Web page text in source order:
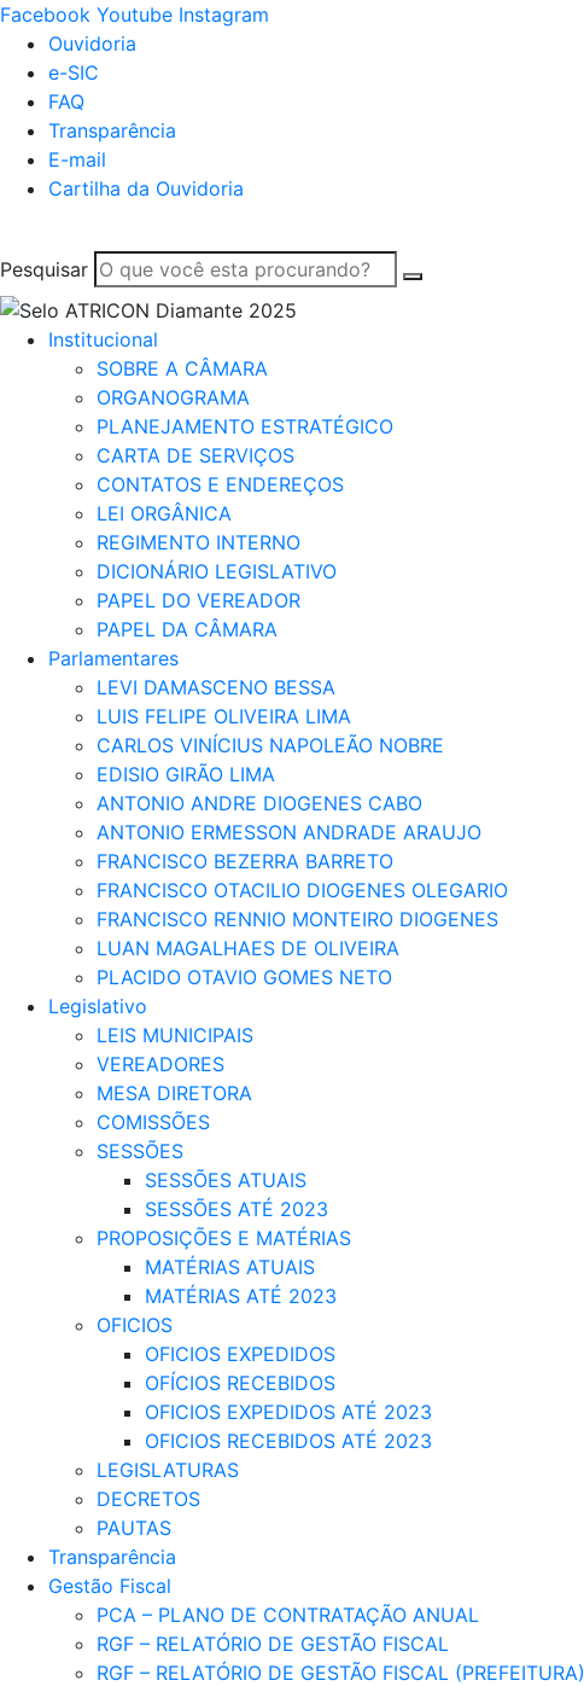
Facebook Youtube Instagram
Ouvidoria
e-SIC
FAQ
Transparência
E-mail
Cartilha da Ouvidoria
Pesquisar
Institucional
SOBRE A CÂMARA
ORGANOGRAMA
PLANEJAMENTO ESTRATÉGICO
CARTA DE SERVIÇOS
CONTATOS E ENDEREÇOS
LEI ORGÂNICA
REGIMENTO INTERNO
DICIONÁRIO LEGISLATIVO
PAPEL DO VEREADOR
PAPEL DA CÂMARA
Parlamentares
LEVI DAMASCENO BESSA
LUIS FELIPE OLIVEIRA LIMA
CARLOS VINÍCIUS NAPOLEÃO NOBRE
EDISIO GIRÃO LIMA
ANTONIO ANDRE DIOGENES CABO
ANTONIO ERMESSON ANDRADE ARAUJO
FRANCISCO BEZERRA BARRETO
FRANCISCO OTACILIO DIOGENES OLEGARIO
FRANCISCO RENNIO MONTEIRO DIOGENES
LUAN MAGALHAES DE OLIVEIRA
PLACIDO OTAVIO GOMES NETO
Legislativo
LEIS MUNICIPAIS
VEREADORES
MESA DIRETORA
COMISSÕES
SESSÕES
SESSÕES ATUAIS
SESSÕES ATÉ 2023
PROPOSIÇÕES E MATÉRIAS
MATÉRIAS ATUAIS
MATÉRIAS ATÉ 2023
OFICIOS
OFICIOS EXPEDIDOS
OFÍCIOS RECEBIDOS
OFICIOS EXPEDIDOS ATÉ 2023
OFICIOS RECEBIDOS ATÉ 2023
LEGISLATURAS
DECRETOS
PAUTAS
Transparência
Gestão Fiscal
PCA – PLANO DE CONTRATAÇÃO ANUAL
RGF – RELATÓRIO DE GESTÃO FISCAL
RGF – RELATÓRIO DE GESTÃO FISCAL (PREFEITURA)